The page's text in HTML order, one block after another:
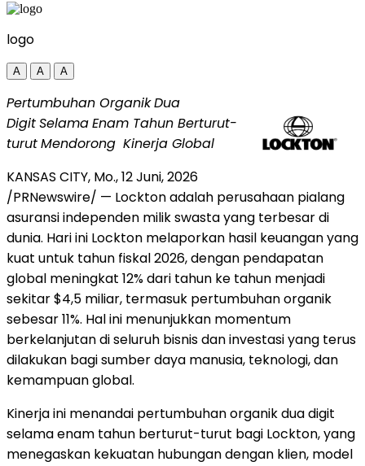
logo
A A A
Pertumbuhan OrganikDua
DigitSelamaEnam Tahun Berturut-
turutMendorong Kinerja Global
KANSAS CITY, Mo.,12 Juni, 2026
/PRNewswire/ — Lockton adalah perusahaan pialang
asuransi independen milik swasta yang terbesar di
dunia. Hari ini Lockton melaporkan hasil keuangan yang
kuat untuk tahun fiskal 2026, dengan pendapatan
global meningkat 12% dari tahun ke tahun menjadi
sekitar $4,5 miliar, termasuk pertumbuhan organik
sebesar 11%. Hal ini menunjukkan momentum
berkelanjutan di seluruh bisnis dan investasi yang terus
dilakukan bagi sumber daya manusia, teknologi, dan
kemampuan global.
Kinerja ini menandai pertumbuhan organik dua digit
selama enam tahun berturut-turut bagi Lockton, yang
menegaskan kekuatan hubungan dengan klien, model